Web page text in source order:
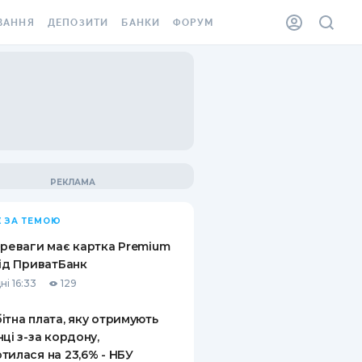
ВІНЬЄТКА
ВІД
ВИПАДКІВ
ДЕПОЗИТИ
ПИТАННЯ ТА ВІДПОВІДІ
ПУТІВНИКИ ПО
БАНКИ ФОРУМ
ЗА ТЕМОЮ
має картка Premium
ПриватБанк
16:33 129
плата, яку отримують
з-за кордону,
на 23,6% - НБУ